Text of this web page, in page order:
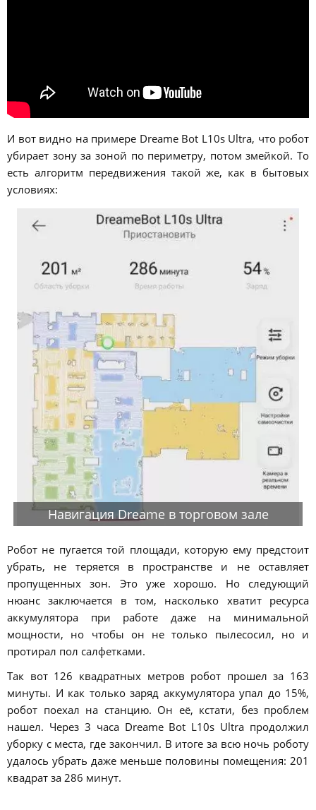
И вот видно на примере Dreame Bot L10s Ultra, что робот
убирает зону за зоной по периметру, потом змейкой. То
есть алгоритм передвижения такой же, как в бытовых
условиях:
Навигация Dreame в торговом зале
Робот не пугается той площади, которую ему предстоит
убрать, не теряется в пространстве и не оставляет
пропущенных зон. Это уже хорошо. Но следующий
нюанс заключается в том, насколько хватит ресурса
аккумулятора при работе даже на минимальной
мощности, но чтобы он не только пылесосил, но и
протирал пол салфетками.
Так вот 126 квадратных метров робот прошел за 163
минуты. И как только заряд аккумулятора упал до 15%,
робот поехал на станцию. Он её, кстати, без проблем
нашел. Через 3 часа Dreame Bot L10s Ultra продолжил
уборку с места, где закончил. В итоге за всю ночь роботу
удалось убрать даже меньше половины помещения: 201
квадрат за 286 минут.